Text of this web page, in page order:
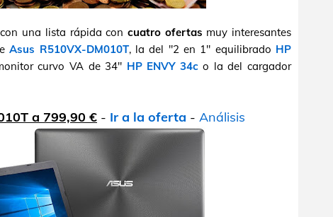
una lista rápida con cuatro ofertas muy interesantes
Asus R510VX-DM010T, la del "2 en 1" equilibrado HP
curvo VA de 34" HP ENVY 34co la del cargador
a 799,90 € - Ir a la oferta - Análisis